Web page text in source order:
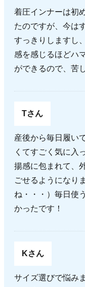
着圧インナーは初
たのですが、今は
すっきりしますし
感を感じるほどハ
ができるので、苦
Tさん
産後から毎日履い
くてすごく気に入
揚感に包まれて、
ごせるようになり
ね・・・）毎日使
かったです！
Kさん
サイズ選びで悩み